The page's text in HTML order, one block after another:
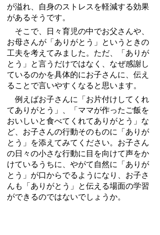
が溢れ、自身のストレスを軽減する効果
があるそうです。
そこで、日々育児の中でお父さんや、
お母さんが「ありがとう」というときの
工夫を考えてみました。ただ、「ありが
とう」と言うだけではなく、なぜ感謝し
ているのかを具体的にお子さんに、伝え
ることで言いやすくなると思います。
例えばお子さんに「お片付けしてくれ
てありがとう」、「ママが作ったご飯を
おいしいと食べてくれてありがとう」な
ど、お子さんの行動そのものに「ありが
とう」を添えてみてください。お子さん
の日々の小さな行動に目を向けて声をか
けているうちに、やがて自然に「ありが
とう」が口からでるようになり、お子さ
んも「ありがとう」と伝える場面の学習
ができるのではないでしょうか。